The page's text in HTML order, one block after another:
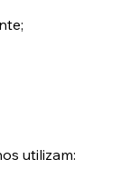
utilizam: